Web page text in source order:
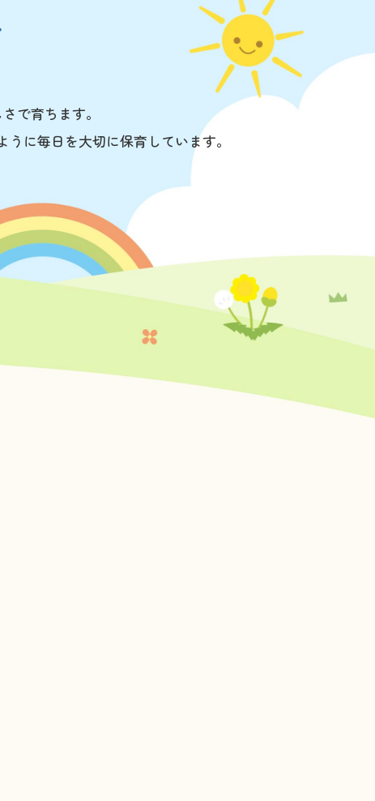
で育ちます。
に毎日を大切に保育しています。